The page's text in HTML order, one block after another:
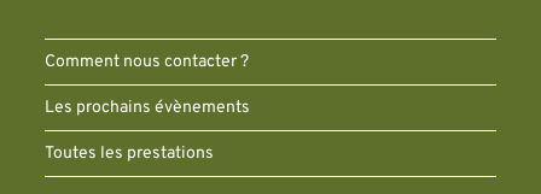
Comment nous contacter ?
Les prochains évènements
Toutes les prestations